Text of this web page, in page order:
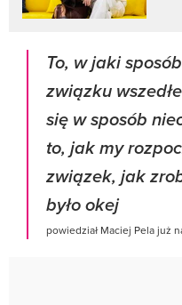
To, w jaki
związku
się w sposób
to, jak my
związek, jak
było okej
powiedział Maciej Pela już